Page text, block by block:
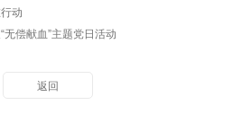
动
无偿献血”主题党日活动
返回